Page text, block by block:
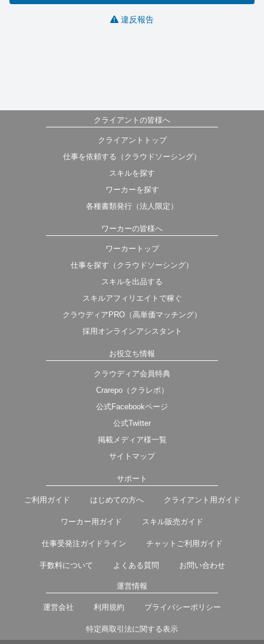
違反報告
クライアントの皆様へ
クライアントトップ
仕事を依頼する（クラウドソーシング）
スキルを探す
ワーカーを探す
各種書類発行（法人限定）
ワーカーの皆様へ
ワーカートップ
仕事を探す（クラウドソーシング）
スキルを出品する
スキルアフィリエイトで稼ぐ
クラウディアPRO（高単価マッチング）
採用オンラインアシスタント
お役立ち情報
クラウディア会員特典
Crarepo（クラレポ）
公式Facebookページ
公式Twitter
掲載メディア様一覧
サイトマップ
サポート
ご利用ガイド はじめての方へ クライアント用ガイド
ワーカー用ガイド スキル販売ガイド
仕事受発注ガイドライン チャットご利用ガイド
手数料について よくある質問 お問い合わせ
運営情報
運営会社 利用規約 プライバシーポリシー
特定商取引法に関する表示